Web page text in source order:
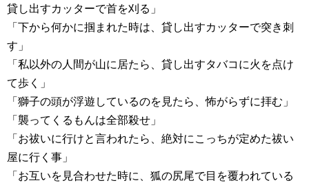
貸し出すカッターで首を刈る」
「下から何かに掴まれた時は、貸し出すカッターで突き刺
す」
「私以外の人間が山に居たら、貸し出すタバコに火を点け
て歩く」
「獅子の頭が浮遊しているのを見たら、怖がらずに拝む」
「襲ってくるもんは全部殺せ」
「お祓いに行けと言われたら、絶対にこっちが定めた祓い
屋に行く事」
「お互いを見合わせた時に、狐の尻尾で目を覆われている